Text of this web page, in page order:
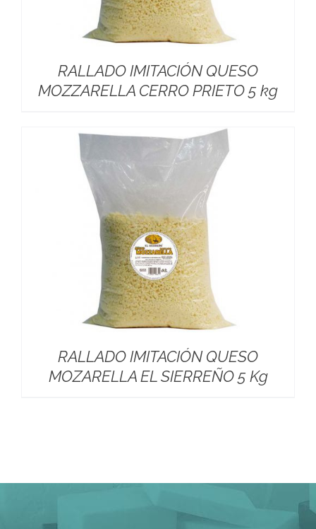
RALLADO IMITACIÓN QUESO
MOZZARELLA CERRO PRIETO 5 kg
RALLADO IMITACIÓN QUESO
MOZARELLA EL SIERREÑO 5 Kg